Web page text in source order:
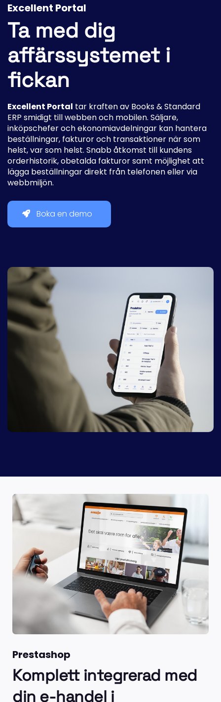
Excellent Portal
Ta med dig
affärssystemet i
fickan
Excellent Portal tar kraften av Books & Standard
ERP smidigt till webben och mobilen. Säljare,
inköpschefer och ekonomiavdelningar kan hantera
beställningar, fakturor och transaktioner när som
helst, var som helst. Snabb åtkomst till kundens
orderhistorik, obetalda fakturor samt möjlighet att
lägga beställningar direkt från telefonen eller via
webbmiljön.
Boka en demo
Prestashop
Komplett integrerad med
din e-handel i